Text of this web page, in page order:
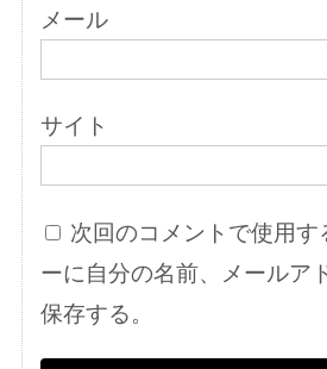
メール
サイト
次回のコメントで使用
ーに自分の名前、メールア
保存する。